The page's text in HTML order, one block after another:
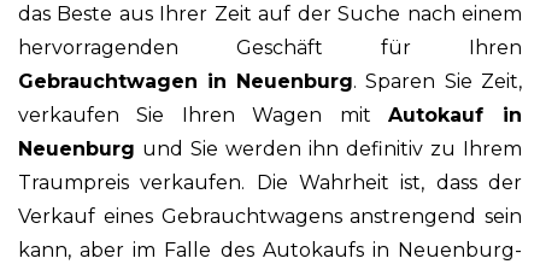
das Beste aus Ihrer Zeit auf der Suche nach einem
hervorragenden Geschäft für Ihren
Gebrauchtwagen in Neuenburg. Sparen Sie Zeit,
verkaufen Sie Ihren Wagen mit Autokauf in
Neuenburg und Sie werden ihn definitiv zu Ihrem
Traumpreis verkaufen. Die Wahrheit ist, dass der
Verkauf eines Gebrauchtwagens anstrengend sein
kann, aber im Falle des Autokaufs in Neuenburg-